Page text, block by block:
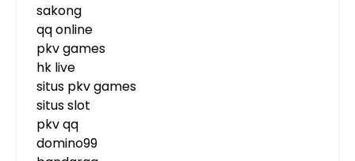
sakong
qq online
pkv games
hk live
situs pkv games
situs slot
pkv qq
domino99